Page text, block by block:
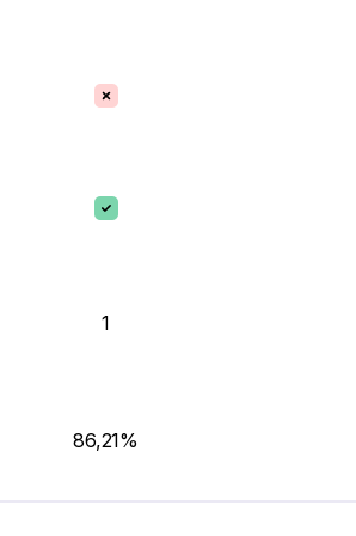
1
86,21%